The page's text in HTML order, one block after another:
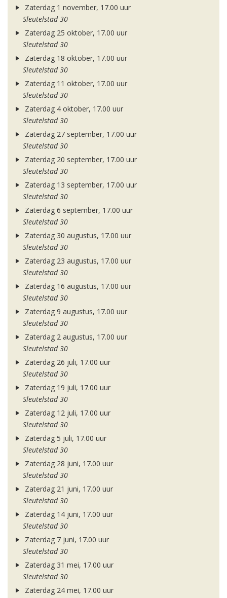
Zaterdag 1 november, 17.00 uur
Sleutelstad 30
Zaterdag 25 oktober, 17.00 uur
Sleutelstad 30
Zaterdag 18 oktober, 17.00 uur
Sleutelstad 30
Zaterdag 11 oktober, 17.00 uur
Sleutelstad 30
Zaterdag 4 oktober, 17.00 uur
Sleutelstad 30
Zaterdag 27 september, 17.00 uur
Sleutelstad 30
Zaterdag 20 september, 17.00 uur
Sleutelstad 30
Zaterdag 13 september, 17.00 uur
Sleutelstad 30
Zaterdag 6 september, 17.00 uur
Sleutelstad 30
Zaterdag 30 augustus, 17.00 uur
Sleutelstad 30
Zaterdag 23 augustus, 17.00 uur
Sleutelstad 30
Zaterdag 16 augustus, 17.00 uur
Sleutelstad 30
Zaterdag 9 augustus, 17.00 uur
Sleutelstad 30
Zaterdag 2 augustus, 17.00 uur
Sleutelstad 30
Zaterdag 26 juli, 17.00 uur
Sleutelstad 30
Zaterdag 19 juli, 17.00 uur
Sleutelstad 30
Zaterdag 12 juli, 17.00 uur
Sleutelstad 30
Zaterdag 5 juli, 17.00 uur
Sleutelstad 30
Zaterdag 28 juni, 17.00 uur
Sleutelstad 30
Zaterdag 21 juni, 17.00 uur
Sleutelstad 30
Zaterdag 14 juni, 17.00 uur
Sleutelstad 30
Zaterdag 7 juni, 17.00 uur
Sleutelstad 30
Zaterdag 31 mei, 17.00 uur
Sleutelstad 30
Zaterdag 24 mei, 17.00 uur